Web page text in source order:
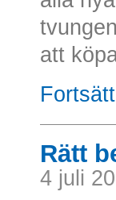
att
Rätt
4 juli